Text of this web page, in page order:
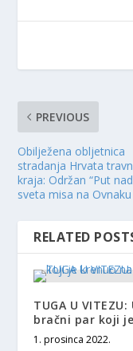
PREVIOUS
Obilježena obljetnica
stradanja Hrvata
kraja: Održan “Put
sveta misa na Ovnaku
RELATED
TUGA U
bračni par koji
1. prosinca 2022.